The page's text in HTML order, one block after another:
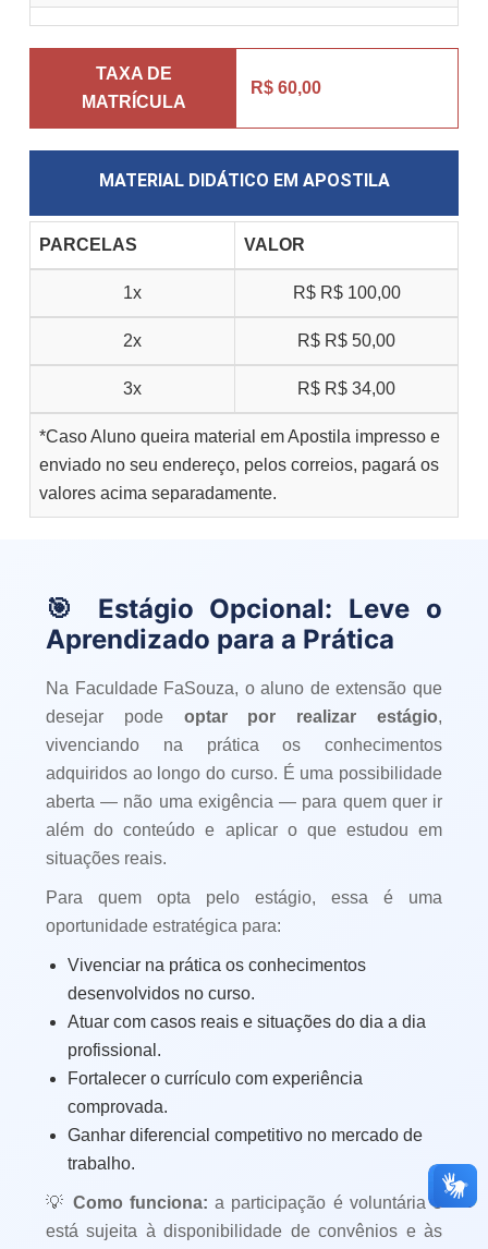
TAXA DE
MATRÍCULA
R$ 60,00
MATERIAL DIDÁTICO EM APOSTILA
PARCELAS VALOR
1x R$ R$ 100,00
2x R$ R$ 50,00
3x R$ R$ 34,00
*Caso Aluno queira material em Apostila impresso e
enviado no seu endereço, pelos correios, pagará os
valores acima separadamente.
🎯 Estágio Opcional: Leve o
Aprendizado para a Prática
Na Faculdade FaSouza, o aluno de extensão que
desejar pode optar por realizar estágio,
vivenciando na prática os conhecimentos
adquiridos ao longo do curso. É uma possibilidade
aberta — não uma exigência — para quem quer ir
além do conteúdo e aplicar o que estudou em
situações reais.
Para quem opta pelo estágio, essa é uma
oportunidade estratégica para:
Vivenciar na prática os conhecimentos
desenvolvidos no curso.
Atuar com casos reais e situações do dia a dia
profissional.
Fortalecer o currículo com experiência
comprovada.
Ganhar diferencial competitivo no mercado de
trabalho.
💡 Como funciona: a participação é voluntária e
está sujeita à disponibilidade de convênios e às